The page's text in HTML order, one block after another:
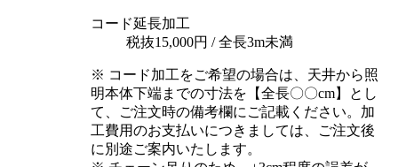
コード延長加工
税抜15,000円 / 全長3m未満
※ コード加工をご希望の場合は、天井から照
明本体下端までの寸法を【全長〇〇cm】とし
て、ご注文時の備考欄にご記載ください。加
工費用のお支払いにつきましては、ご注文後
に別途ご案内いたします。